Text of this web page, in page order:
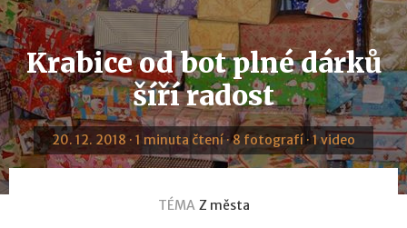
Krabice od bot plné dárků
šíří radost
20. 12. 2018 · 1 minuta čtení · 8 fotografí · 1 video
TÉMA Z města